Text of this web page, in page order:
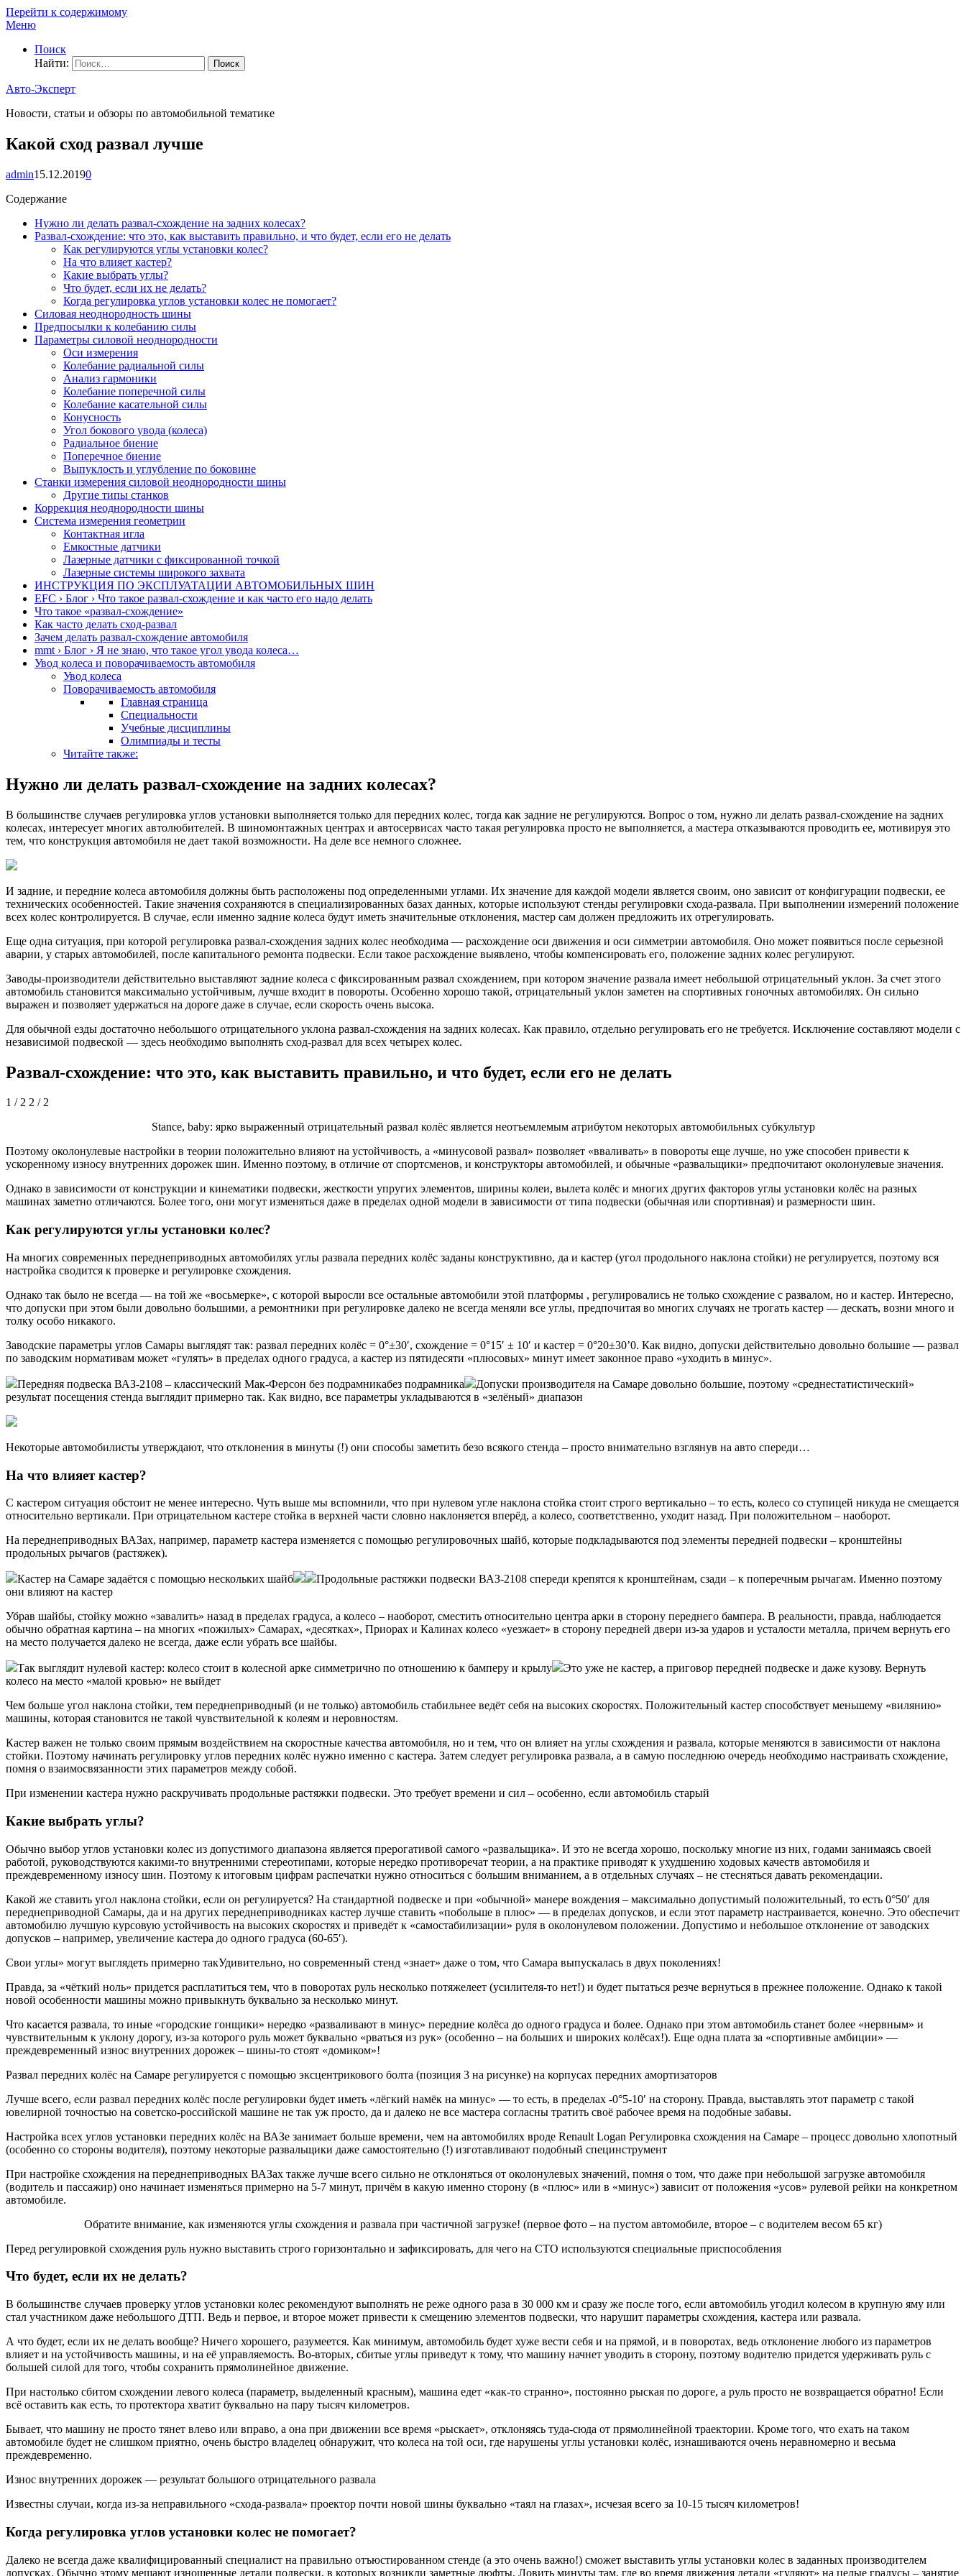
Перейти к содержимому
Меню
Поиск
Найти:
Авто-Эксперт
Новости, статьи и обзоры по автомобильной тематике
Какой сход развал лучше
admin15.12.20190
Содержание
Нужно ли делать развал-схождение на задних колесах?
Развал-схождение: что это, как выставить правильно, и что будет, если его не делать
Как регулируются углы установки колес?
На что влияет кастер?
Какие выбрать углы?
Что будет, если их не делать?
Когда регулировка углов установки колес не помогает?
Силовая неоднородность шины
Предпосылки к колебанию силы
Параметры силовой неоднородности
Оси измерения
Колебание радиальной силы
Анализ гармоники
Колебание поперечной силы
Колебание касательной силы
Конусность
Угол бокового увода (колеса)
Радиальное биение
Поперечное биение
Выпуклость и углубление по боковине
Станки измерения силовой неоднородности шины
Другие типы станков
Коррекция неоднородности шины
Система измерения геометрии
Контактная игла
Емкостные датчики
Лазерные датчики с фиксированной точкой
Лазерные системы широкого захвата
ИНСТРУКЦИЯ ПО ЭКСПЛУАТАЦИИ АВТОМОБИЛЬНЫХ ШИН
EFC › Блог › Что такое развал-схождение и как часто его надо делать
Что такое «развал-схождение»
Как часто делать сход-развал
Зачем делать развал-схождение автомобиля
mmt › Блог › Я не знаю, что такое угол увода колеса…
Увод колеса и поворачиваемость автомобиля
Увод колеса
Поворачиваемость автомобиля
Главная страница
Специальности
Учебные дисциплины
Олимпиады и тесты
Читайте также:
Нужно ли делать развал-схождение на задних колесах?
В большинстве случаев регулировка углов установки выполняется только для передних колес, тогда как задние не регулируются. Вопрос о том, нужно ли делать развал-схождение на задних
колесах, интересует многих автолюбителей. В шиномонтажных центрах и автосервисах часто такая регулировка просто не выполняется, а мастера отказываются проводить ее, мотивируя это
тем, что конструкция автомобиля не дает такой возможности. На деле все немного сложнее.
И задние, и передние колеса автомобиля должны быть расположены под определенными углами. Их значение для каждой модели является своим, оно зависит от конфигурации подвески, ее
технических особенностей. Такие значения сохраняются в специализированных базах данных, которые используют стенды регулировки схода-развала. При выполнении измерений положение
всех колес контролируется. В случае, если именно задние колеса будут иметь значительные отклонения, мастер сам должен предложить их отрегулировать.
Еще одна ситуация, при которой регулировка развал-схождения задних колес необходима — расхождение оси движения и оси симметрии автомобиля. Оно может появиться после серьезной
аварии, у старых автомобилей, после капитального ремонта подвески. Если такое расхождение выявлено, чтобы компенсировать его, положение задних колес регулируют.
Заводы-производители действительно выставляют задние колеса с фиксированным развал схождением, при котором значение развала имеет небольшой отрицательный уклон. За счет этого
автомобиль становится максимально устойчивым, лучше входит в повороты. Особенно хорошо такой, отрицательный уклон заметен на спортивных гоночных автомобилях. Он сильно
выражен и позволяет удержаться на дороге даже в случае, если скорость очень высока.
Для обычной езды достаточно небольшого отрицательного уклона развал-схождения на задних колесах. Как правило, отдельно регулировать его не требуется. Исключение составляют модели с
независимой подвеской — здесь необходимо выполнять сход-развал для всех четырех колес.
Развал-схождение: что это, как выставить правильно, и что будет, если его не делать
1 / 2 2 / 2
Stance, baby: ярко выраженный отрицательный развал колёс является неотъемлемым атрибутом некоторых автомобильных субкультур
Поэтому околонулевые настройки в теории положительно влияют на устойчивость, а «минусовой развал» позволяет «вваливать» в повороты еще лучше, но уже способен привести к
ускоренному износу внутренних дорожек шин. Именно поэтому, в отличие от спортсменов, и конструкторы автомобилей, и обычные «развальщики» предпочитают околонулевые значения.
Однако в зависимости от конструкции и кинематики подвески, жесткости упругих элементов, ширины колеи, вылета колёс и многих других факторов углы установки колёс на разных
машинах заметно отличаются. Более того, они могут изменяться даже в пределах одной модели в зависимости от типа подвески (обычная или спортивная) и размерности шин.
Как регулируются углы установки колес?
На многих современных переднеприводных автомобилях углы развала передних колёс заданы конструктивно, да и кастер (угол продольного наклона стойки) не регулируется, поэтому вся
настройка сводится к проверке и регулировке схождения.
Однако так было не всегда — на той же «восьмерке», с которой выросли все остальные автомобили этой платформы , регулировались не только схождение с развалом, но и кастер. Интересно,
что допуски при этом были довольно большими, а ремонтники при регулировке далеко не всегда меняли все углы, предпочитая во многих случаях не трогать кастер — дескать, возни много и
толку особо никакого.
Заводские параметры углов Самары выглядят так: развал передних колёс = 0°±30′, схождение = 0°15′ ± 10′ и кастер = 0°20±30’0. Как видно, допуски действительно довольно большие — развал
по заводским нормативам может «гулять» в пределах одного градуса, а кастер из пятидесяти «плюсовых» минут имеет законное право «уходить в минус».
Передняя подвеска ВАЗ-2108 – классический Мак-Ферсон без подрамникабез подрамника
Допуски производителя на Самаре довольно большие, поэтому «среднестатистический»
результат посещения стенда выглядит примерно так. Как видно, все параметры укладываются в «зелёный» диапазон
Некоторые автомобилисты утверждают, что отклонения в минуты (!) они способы заметить безо всякого стенда – просто внимательно взглянув на авто спереди…
На что влияет кастер?
С кастером ситуация обстоит не менее интересно. Чуть выше мы вспомнили, что при нулевом угле наклона стойка стоит строго вертикально – то есть, колесо со ступицей никуда не смещается
относительно вертикали. При отрицательном кастере стойка в верхней части словно наклоняется вперёд, а колесо, соответственно, уходит назад. При положительном – наоборот.
На переднеприводных ВАЗах, например, параметр кастера изменяется с помощью регулировочных шайб, которые подкладываются под элементы передней подвески – кронштейны
продольных рычагов (растяжек).
Кастер на Самаре задаётся с помощью нескольких шайб
Продольные растяжки подвески ВАЗ-2108 спереди крепятся к кронштейнам, сзади – к поперечным рычагам. Именно поэтому
они влияют на кастер
Убрав шайбы, стойку можно «завалить» назад в пределах градуса, а колесо – наоборот, сместить относительно центра арки в сторону переднего бампера. В реальности, правда, наблюдается
обычно обратная картина – на многих «пожилых» Самарах, «десятках», Приорах и Калинах колесо «уезжает» в сторону передней двери из-за ударов и усталости металла, причем вернуть его
на место получается далеко не всегда, даже если убрать все шайбы.
Так выглядит нулевой кастер: колесо стоит в колесной арке симметрично по отношению к бамперу и крылу
Это уже не кастер, а приговор передней подвеске и даже кузову. Вернуть
колесо на место «малой кровью» не выйдет
Чем больше угол наклона стойки, тем переднеприводный (и не только) автомобиль стабильнее ведёт себя на высоких скоростях. Положительный кастер способствует меньшему «вилянию»
машины, которая становится не такой чувствительной к колеям и неровностям.
Кастер важен не только своим прямым воздействием на скоростные качества автомобиля, но и тем, что он влияет на углы схождения и развала, которые меняются в зависимости от наклона
стойки. Поэтому начинать регулировку углов передних колёс нужно именно с кастера. Затем следует регулировка развала, а в самую последнюю очередь необходимо настраивать схождение,
помня о взаимосвязанности этих параметров между собой.
При изменении кастера нужно раскручивать продольные растяжки подвески. Это требует времени и сил – особенно, если автомобиль старый
Какие выбрать углы?
Обычно выбор углов установки колес из допустимого диапазона является прерогативой самого «развальщика». И это не всегда хорошо, поскольку многие из них, годами занимаясь своей
работой, руководствуются какими-то внутренними стереотипами, которые нередко противоречат теории, а на практике приводят к ухудшению ходовых качеств автомобиля и
преждевременному износу шин. Поэтому к итоговым цифрам распечатки нужно относиться с большим вниманием, а в отдельных случаях – не стесняться давать рекомендации.
Какой же ставить угол наклона стойки, если он регулируется? На стандартной подвеске и при «обычной» манере вождения – максимально допустимый положительный, то есть 0°50′ для
переднеприводной Самары, да и на других переднеприводниках кастер лучше ставить «побольше в плюс» — в пределах допусков, и если этот параметр настраивается, конечно. Это обеспечит
автомобилю лучшую курсовую устойчивость на высоких скоростях и приведёт к «самостабилизации» руля в околонулевом положении. Допустимо и небольшое отклонение от заводских
допусков – например, увеличение кастера до одного градуса (60-65′).
Свои углы» могут выглядеть примерно такУдивительно, но современный стенд «знает» даже о том, что Самара выпускалась в двух поколениях!
Правда, за «чёткий ноль» придется расплатиться тем, что в поворотах руль несколько потяжелеет (усилителя-то нет!) и будет пытаться резче вернуться в прежнее положение. Однако к такой
новой особенности машины можно привыкнуть буквально за несколько минут.
Что касается развала, то иные «городские гонщики» нередко «разваливают в минус» передние колёса до одного градуса и более. Однако при этом автомобиль станет более «нервным» и
чувствительным к уклону дорогу, из-за которого руль может буквально «рваться из рук» (особенно – на больших и широких колёсах!). Еще одна плата за «спортивные амбиции» —
преждевременный износ внутренних дорожек – шины-то стоят «домиком»!
Развал передних колёс на Самаре регулируется с помощью эксцентрикового болта (позиция 3 на рисунке) на корпусах передних амортизаторов
Лучше всего, если развал передних колёс после регулировки будет иметь «лёгкий намёк на минус» — то есть, в пределах -0°5-10′ на сторону. Правда, выставлять этот параметр с такой
ювелирной точностью на советско-российской машине не так уж просто, да и далеко не все мастера согласны тратить своё рабочее время на подобные забавы.
Настройка всех углов установки передних колёс на ВАЗе занимает больше времени, чем на автомобилях вроде Renault Logan Регулировка схождения на Самаре – процесс довольно хлопотный
(особенно со стороны водителя), поэтому некоторые развальщики даже самостоятельно (!) изготавливают подобный специнструмент
При настройке схождения на переднеприводных ВАЗах также лучше всего сильно не отклоняться от околонулевых значений, помня о том, что даже при небольшой загрузке автомобиля
(водитель и пассажир) оно начинает изменяться примерно на 5-7 минут, причём в какую именно сторону (в «плюс» или в «минус») зависит от положения «усов» рулевой рейки на конкретном
автомобиле.
Обратите внимание, как изменяются углы схождения и развала при частичной загрузке! (первое фото – на пустом автомобиле, второе – с водителем весом 65 кг)
Перед регулировкой схождения руль нужно выставить строго горизонтально и зафиксировать, для чего на СТО используются специальные приспособления
Что будет, если их не делать?
В большинстве случаев проверку углов установки колес рекомендуют выполнять не реже одного раза в 30 000 км и сразу же после того, если автомобиль угодил колесом в крупную яму или
стал участником даже небольшого ДТП. Ведь и первое, и второе может привести к смещению элементов подвески, что нарушит параметры схождения, кастера или развала.
А что будет, если их не делать вообще? Ничего хорошего, разумеется. Как минимум, автомобиль будет хуже вести себя и на прямой, и в поворотах, ведь отклонение любого из параметров
влияет и на устойчивость машины, и на её управляемость. Во-вторых, сбитые углы приведут к тому, что машину начнет уводить в сторону, поэтому водителю придется удерживать руль с
большей силой для того, чтобы сохранить прямолинейное движение.
При настолько сбитом схождении левого колеса (параметр, выделенный красным), машина едет «как-то странно», постоянно рыская по дороге, а руль просто не возвращается обратно! Если
всё оставить как есть, то протектора хватит буквально на пару тысяч километров.
Бывает, что машину не просто тянет влево или вправо, а она при движении все время «рыскает», отклоняясь туда-сюда от прямолинейной траектории. Кроме того, что ехать на таком
автомобиле будет не слишком приятно, очень быстро владелец обнаружит, что колеса на той оси, где нарушены углы установки колёс, изнашиваются очень неравномерно и весьма
преждевременно.
Износ внутренних дорожек — результат большого отрицательного развала
Известны случаи, когда из-за неправильного «схода-развала» проектор почти новой шины буквально «таял на глазах», исчезая всего за 10-15 тысяч километров!
Когда регулировка углов установки колес не помогает?
Далеко не всегда даже квалифицированный специалист на правильно отъюстированном стенде (а это очень важно!) сможет выставить углы установки колес в заданных производителем
допусках. Обычно этому мешают изношенные детали подвески, в которых возникли заметные люфты. Ловить минуты там, где во время движения детали «гуляют» на целые градусы – занятие